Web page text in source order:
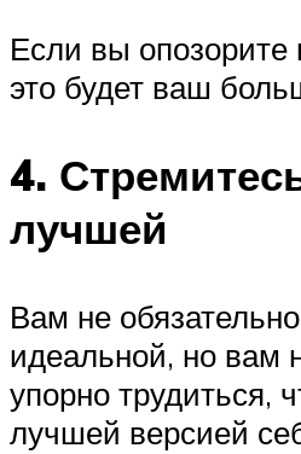
Если вы опозорите
это будет ваш
4.
лучшей
Вам не
идеальной, но вам
упорно трудиться,
лучшей версией